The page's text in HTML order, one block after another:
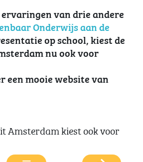
van drie andere
Onderwijs aan de
op school, kiest de
nu ook voor
een mooie website van